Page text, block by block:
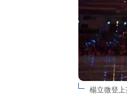
楊立微登上